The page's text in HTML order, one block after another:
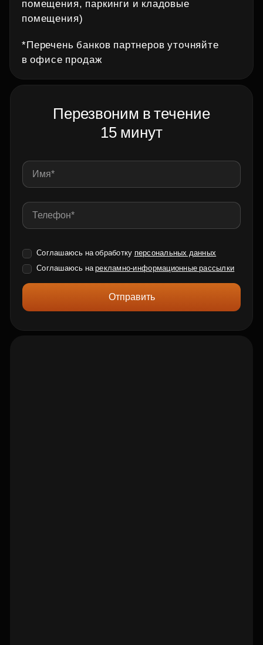
помещения, паркинги и кладовые
помещения)
*Перечень банков партнеров уточняйте
в офисе продаж
Перезвоним в течение
15 минут
Соглашаюсь на обработку персональных данных
Соглашаюсь нарекламно-информационные рассылки
Отправить